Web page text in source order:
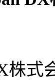
株